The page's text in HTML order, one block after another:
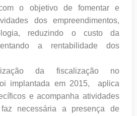
o objetivo de fomentar e
dos empreendimentos,
reduzindo o custo da
a rentabilidade dos
da fiscalização no
implantada em 2015, aplica
e acompanha atividades
necessária a presença de